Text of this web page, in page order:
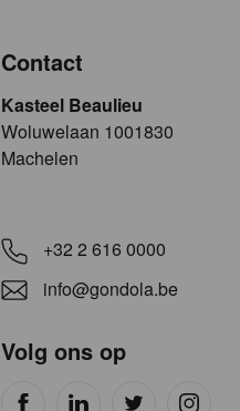
Contact
Kasteel Beaulieu
​​​Woluwelaan 1001830
Machelen
+32 2 616 0000
info@gondola.be
Volg ons op